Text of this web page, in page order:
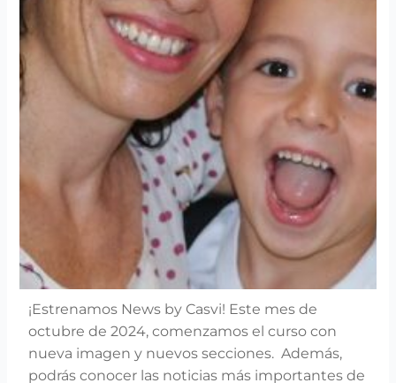
¡Estrenamos News by Casvi! Este mes de
octubre de 2024, comenzamos el curso con
nueva imagen y nuevos secciones.Además,
podrás conocer las noticias más importantes de